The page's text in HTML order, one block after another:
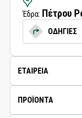
Έδρα: Πέτρου
ΟΔΗΓΙΕΣ